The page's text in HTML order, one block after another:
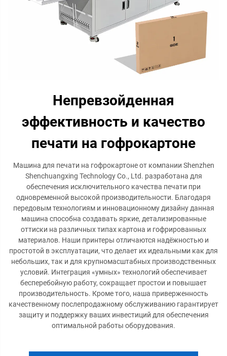
Непревзойденная
эффективность и качество
печати на гофрокартоне
Машина для печати на гофрокартоне от компании Shenzhen
Shenchuangxing Technology Co., Ltd. разработана для
обеспечения исключительного качества печати при
одновременной высокой производительности. Благодаря
передовым технологиям и инновационному дизайну данная
машина способна создавать яркие, детализированные
оттиски на различных типах картона и гофрированных
материалов. Наши принтеры отличаются надёжностью и
простотой в эксплуатации, что делает их идеальными как для
небольших, так и для крупномасштабных производственных
условий. Интеграция «умных» технологий обеспечивает
бесперебойную работу, сокращает простои и повышает
производительность. Кроме того, наша приверженность
качественному послепродажному обслуживанию гарантирует
защиту и поддержку ваших инвестиций для обеспечения
оптимальной работы оборудования.